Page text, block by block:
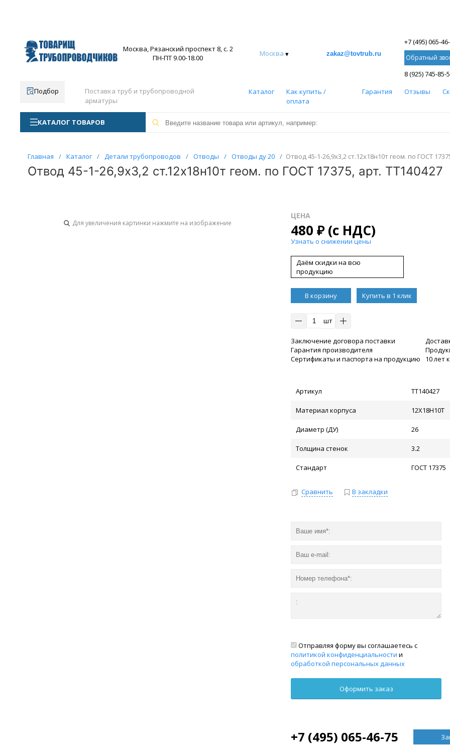
Москва, Рязанский проспект 8, с. 2
ПН-ПТ 9.00-18.00
Москва ▾ zakaz@tovtrub.ru
+7 (495) 065-
Обратный
8 (925) 745-85-
Подбор
Поставка труб и трубопроводной
арматуры
Каталог
Как купить /
оплата
Гарантия Отзывы
КАТАЛОГ ТОВАРОВ
Главная / Каталог / Детали трубопроводов / Отводы / Отводы ду 20 / Отвод 45-1-26,9х3,2 ст.12х18н10т геом. по ГОСТ
Отвод 45-1-26,9х3,2 ст.12х18н10т геом. по ГОСТ 17375, арт. ТТ140427
Для увеличения картинки нажмите на изображение
ЦЕНА
480₽(с НДС)
Узнать о снижении цены
Даём скидки на всю
продукцию
В корзину Купить в 1 клик
шт
Заключение договора поставки
Гарантия производителя
Сертификаты и паспорта на продукцию
10 лет
Артикул ТТ140427
Материал корпуса 12Х18Н10Т
Диаметр (ДУ) 26
Толщина стенок 3.2
Стандарт ГОСТ 17375
Сравнить В закладки
Отправляя форму вы соглашаетесь с
политикой конфиденциальности и
обработкой персональных данных
+7 (495) 065-46-75